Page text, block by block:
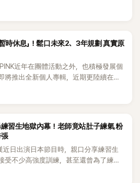
兒癌的經歷，回憶起父母為了籌措醫療
時休息」！鬆口未來2、3年規劃 真實原
近年在團體活動之外，也積極發展個
將推出全新個人專輯，近期更陸續在演
發粉絲高度期待。不過，她近日受訪時
習生地獄內幕！老師竟站肚子練氣 粉
近日出演日本節目時，親口分享練習生
受不少高強度訓練，甚至還曾為了練習
接站在自己的肚子上，驚人經歷曝光